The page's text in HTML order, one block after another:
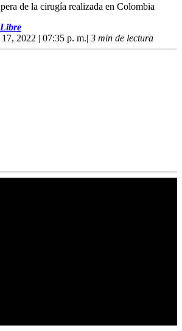
de la cirugía realizada en Colombia
17, 2022 | 07:35 p. m.| 3 min de lectura